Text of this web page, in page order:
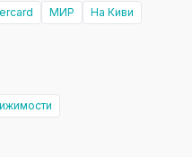
МИР
На Киви